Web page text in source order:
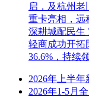
启，及杭州
重卡亮相，远
深耕城配民生
轻商成功开拓
36.6%，持续
2026年上半年
2026年1-5月